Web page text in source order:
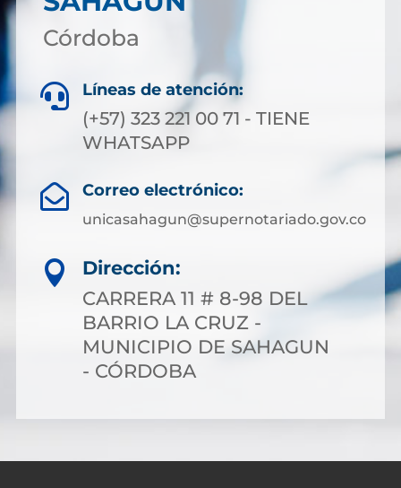
Córdoba
 Líneas de atención:
(+57) 323 221 00 71 - TIENE
WHATSAPP
 Correo electrónico:
unicasahagun@supernotariado.gov.co

Dirección:
CARRERA 11 # 8-98 DEL
BARRIO LA CRUZ -
MUNICIPIO DE SAHAGUN
- CÓRDOBA